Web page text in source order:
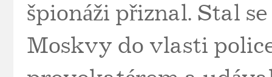
špionáži přiznal. Stal
Moskvy do vlasti